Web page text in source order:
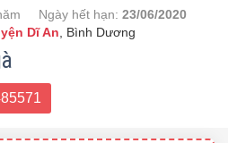
Ngày hết hạn: 23/06/2020
Dĩ An Bình Dương